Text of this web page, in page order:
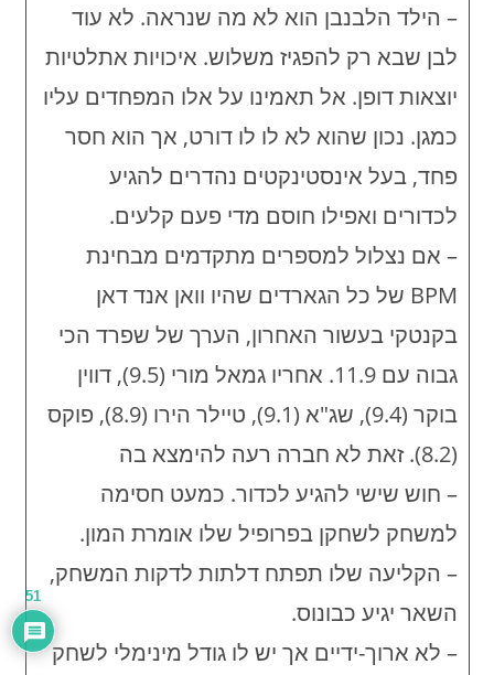
– הילד הלבנבן הוא לא מה שנראה. לא עוד
לבן שבא רק להפגיז משלוש. איכויות אתלטיות
יוצאות דופן. אל תאמינו על אלו המפחדים עליו
כמגן. נכון שהוא לא לו לו דורט, אך הוא חסר
פחד, בעל אינסטינקטים נהדרים להגיע
לכדורים ואפילו חוסם מדי פעם קלעים.
– אם נצלול למספרים מתקדמים מבחינת
BPM של כל הגארדים שהיו וואן אנד דאן
בקנטקי בעשור האחרון, הערך של שפרד הכי
גבוה עם 11.9. אחריו גמאל מורי (9.5), דווין
בוקר (9.4), שג"א (9.1), טיילר הירו (8.9), פוקס
(8.2). זאת לא חברה רעה להימצא בה
– חוש שישי להגיע לכדור. כמעט חסימה
למשחק לשחקן בפרופיל שלו אומרת המון.
– הקליעה שלו תפתח דלתות לדקות המשחק,
השאר יגיע כבונוס.
– לא ארוך-ידיים אך יש לו גודל מינימלי לשחק
51